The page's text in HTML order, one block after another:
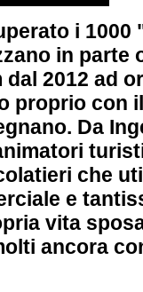
i 1000
in parte o
2012 ad ora.
con il
Da che
e tantissimi
vita sposando
ancora